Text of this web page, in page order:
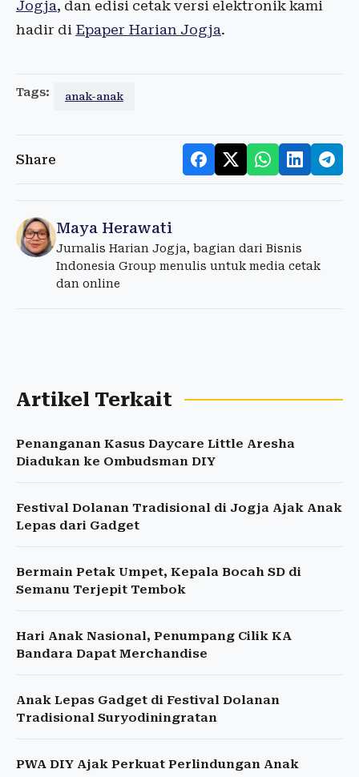
Jogja, dan edisi cetak versi elektronik kami
hadir di Epaper Harian Jogja.
Tags: anak-anak
Share
Maya Herawati
Jurnalis Harian Jogja, bagian dari Bisnis
Indonesia Group menulis untuk media cetak
dan online
Artikel Terkait
Penanganan Kasus Daycare Little Aresha
Diadukan ke Ombudsman DIY
Festival Dolanan Tradisional di Jogja Ajak Anak
Lepas dari Gadget
Bermain Petak Umpet, Kepala Bocah SD di
Semanu Terjepit Tembok
Hari Anak Nasional, Penumpang Cilik KA
Bandara Dapat Merchandise
Anak Lepas Gadget di Festival Dolanan
Tradisional Suryodiningratan
PWA DIY Ajak Perkuat Perlindungan Anak